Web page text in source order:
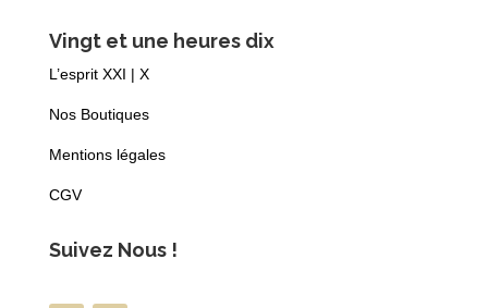
Vingt et une heures dix
L’esprit XXI | X
Nos Boutiques
Mentions légales
CGV
Suivez Nous !